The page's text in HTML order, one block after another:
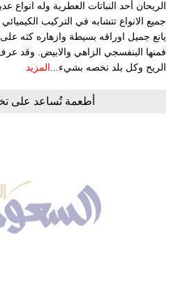
الريحان أحد النباتات العطرية وله انواع
جميع الانواع تتشابه في التركيب
يانع جميل اوراقه بسيطة وازهاره كثه
فمنها البنفسجي الزاهي والابيض. وقد
الريح وكل بلد تخصه بشيء... المزيد
أطعمة تُساعد على